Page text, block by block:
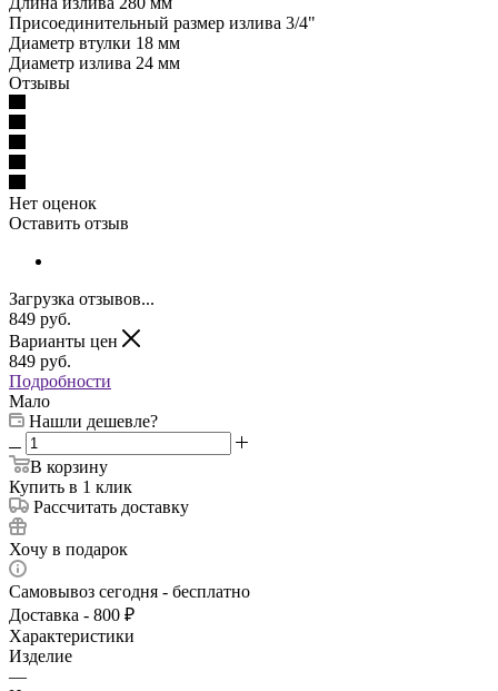
Присоединительный размер излива 3/4"
Диаметр втулки 18 мм
Диаметр излива 24 мм
Отзывы
Нет оценок
Оставить отзыв
Загрузка отзывов...
849 руб.
Варианты цен
849 руб.
Подробности
Мало
Нашли дешевле?
В корзину
Купить в 1 клик
Рассчитать доставку
Хочу в подарок
Самовывоз сегодня - бесплатно
Доставка - 800 ₽
Характеристики
Изделие
—